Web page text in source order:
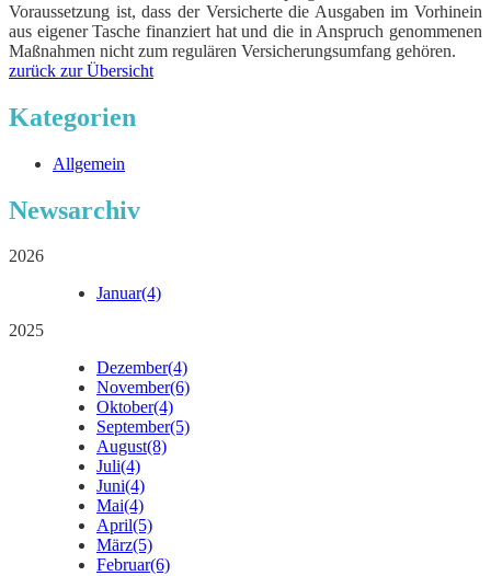
Voraussetzung ist, dass der Versicherte die Ausgaben im Vorhinein
aus eigener Tasche finanziert hat und die in Anspruch genommenen
Maßnahmen nicht zum regulären Versicherungsumfang gehören.
zurück zur Übersicht
Kategorien
Allgemein
Newsarchiv
2026
Januar(4)
2025
Dezember(4)
November(6)
Oktober(4)
September(5)
August(8)
Juli(4)
Juni(4)
Mai(4)
April(5)
März(5)
Februar(6)